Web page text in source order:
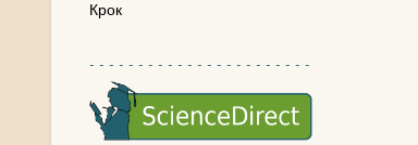
Крок
- - - - - - - - - - - - - - - - - - - - - - -